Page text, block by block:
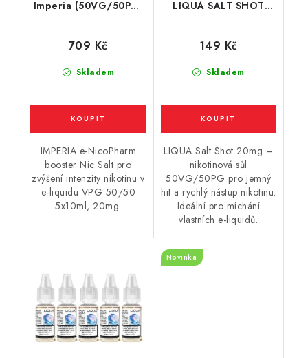
Imperia (50VG/50PG)
Skladem
709 Kč
IMPERIA e-NicoPharm
booster Nic Salt pro
zvýšení intenzity nikotinu v
e-liquidu VPG 50/50
5x10ml, 20mg.
LIQUA SALT SHOT
Skladem
149 Kč
LIQUA Salt Shot 20mg –
nikotinová sůl
50VG/50PG pro jemný
hit a rychlý nástup nikotinu.
Ideální pro míchání
vlastních e-liquidů.
Novinka